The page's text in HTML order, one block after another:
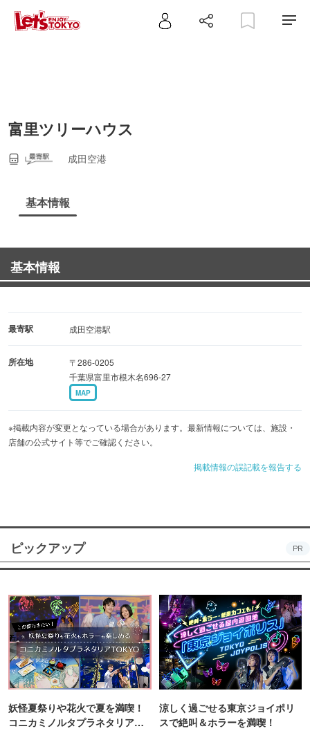
富里ツリーハウス
成田空港
基本情報
基本情報
最寄駅 成田空港駅
所在地
〒286-0205
千葉県富里市根木名696-27
MAP
※掲載内容が変更となっている場合があります。最新情報については、施設・
店舗の公式サイト等でご確認ください。
掲載情報の誤記載を報告する
ピックアップ PR
妖怪夏祭りや花火で夏を満喫！
コニカミノルタプラネタリア
涼しく過ごせる東京ジョイポリ
スで絶叫＆ホラーを満喫！